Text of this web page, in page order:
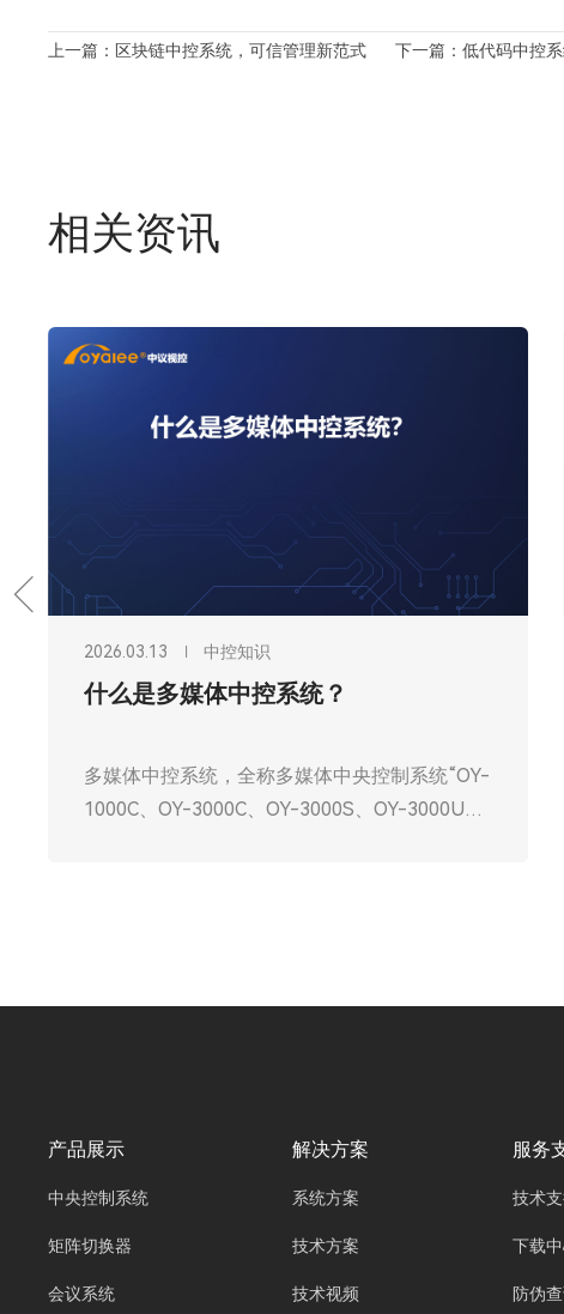
上一篇：区块链中控系统，可信管理新范式 下一篇：低代码中控
相关资讯
2026.03.13 中控知识
什么是多媒体中控系统？
多媒体中控系统，全称多媒体中央控制系统“OY-
1000C、OY-3000C、OY-3000S、OY-3000U、
单一硬件，而是“硬件主机+控制软件+操作终端
的痛点，是现代智慧空间数字化升级的核心支
产品展示
中央控制系统
矩阵切换器
会议系统
解决方案
系统方案
技术方案
技术视频
服务
技术
下载
防伪